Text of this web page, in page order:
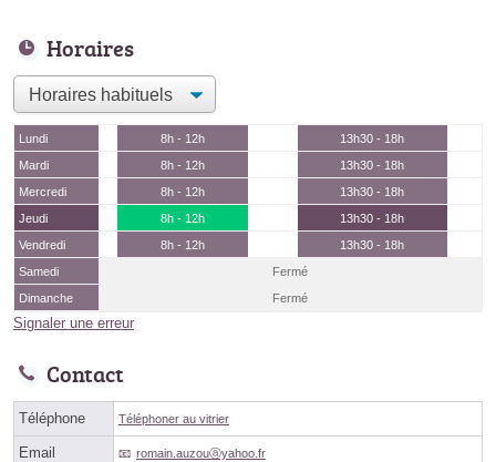
Horaires
Lundi 8h - 12h
13h30 - 18h
Mardi
8h - 12h
13h30 - 18h
Mercredi
8h - 12h
13h30 - 18h
Jeudi
8h - 12h
13h30 - 18h
Vendredi
8h - 12h
13h30 - 18h
Samedi
Fermé
Dimanche
Fermé
Signaler une erreur
Contact
Téléphone Téléphoner au vitrier
Email romain.auzouⓐyahoo.fr